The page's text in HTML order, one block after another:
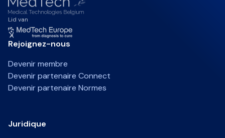
Lid van
Rejoignez-nous
Devenir membre
Devenir partenaire Connect
Devenir partenaire Normes
Juridique